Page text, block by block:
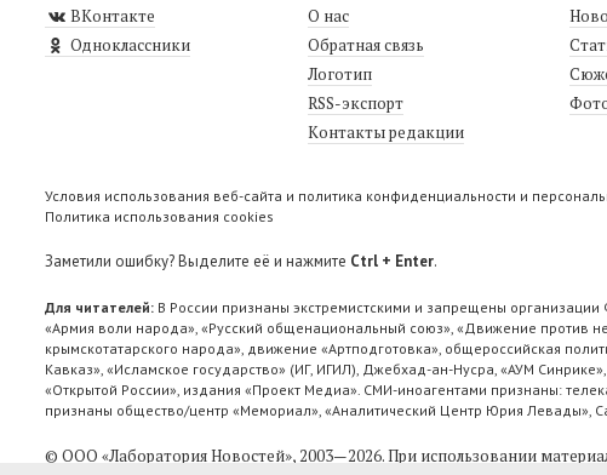
ВКонтакте
Одноклассники
О нас
Обратная связь
Логотип
RSS-экспорт
Контакты редакции
Условия использования веб-сайта и политика конфиденциальности и
Политика использования cookies
Заметили ошибку? Выделите её и нажмите Ctrl + Enter.
Для читателей: В России признаны экстремистскими и запрещены
«Армия воли народа», «Русский общенациональный союз», «Движение против
крымскотатарского народа», движение «Артподготовка», общероссийская
Кавказ», «Исламское государство» (ИГ, ИГИЛ), Джебхад-ан-Нусра, «АУМ
«Открытой России», издания «Проект Медиа». СМИ-иноагентами признаны:
признаны общество/центр «Мемориал», «Аналитический Центр Юрия Левады»,
© ООО «Лаборатория Новоcтей», 2003—2026.При использовании